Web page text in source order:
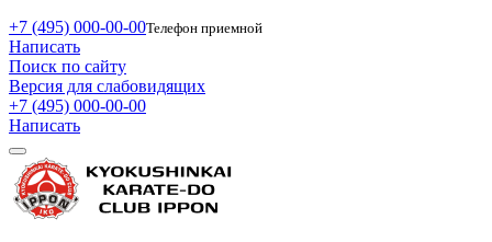
+7 (495) 000-00-00Телефон приемной
Написать
Поиск по сайту
Версия для слабовидящих
+7 (495) 000-00-00
Написать